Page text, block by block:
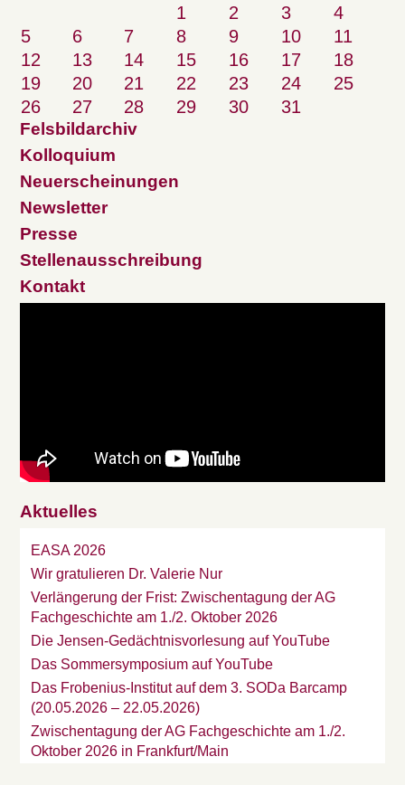
1 2 3
4
5
6 7 8 9 10
11
12
13 14 15 16 17
18
19
20 21 22 23 24
25
26
27 28 29 30 31
Felsbildarchiv
Kolloquium
Neuerscheinungen
Newsletter
Presse
Stellenausschreibung
Kontakt
Aktuelles
EASA 2026
Wir gratulieren Dr. Valerie Nur
Verlängerung der Frist: Zwischentagung der AG
Fachgeschichte am 1./2. Oktober 2026
Die Jensen-Gedächtnisvorlesung auf YouTube
Das Sommersymposium auf YouTube
Das Frobenius-Institut auf dem 3. SODa Barcamp
(20.05.2026 – 22.05.2026)
Zwischentagung der AG Fachgeschichte am 1./2.
Oktober 2026 in Frankfurt/Main